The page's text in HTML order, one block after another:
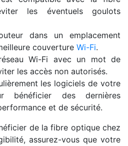
les éventuels goulots
dans un emplacement
couverture Wi-Fi.
Wi-Fi avec un mot de
les accès non autorisés.
les logiciels de votre
bénéficier des dernières
et de sécurité.
de la fibre optique chez
assurez-vous que votre